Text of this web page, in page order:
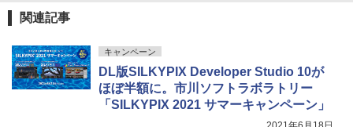
関連記事
キャンペーン
DL版SILKYPIX Developer Studio 10が
ほぼ半額に。市川ソフトラボラトリー
「SILKYPIX 2021 サマーキャンペーン」